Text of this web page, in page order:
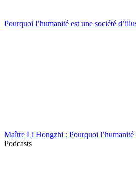
Pourquoi l’humanité est une société
Maître Li Hongzhi : Pourquoi l’humanité
Podcasts